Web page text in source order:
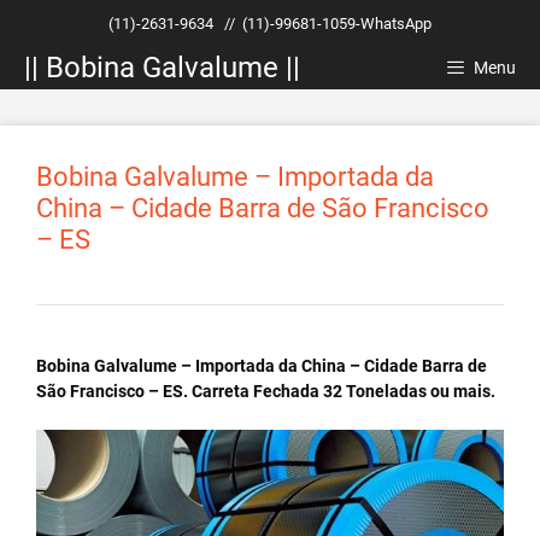
conteúdo
(11)-2631-9634 // (11)-99681-1059-WhatsApp
|| Bobina Galvalume || Menu
Bobina Galvalume – Importada da
China – Cidade Barra de São Francisco
– ES
Bobina Galvalume – Importada da China – Cidade Barra de
São Francisco – ES. Carreta Fechada 32 Toneladas ou mais.